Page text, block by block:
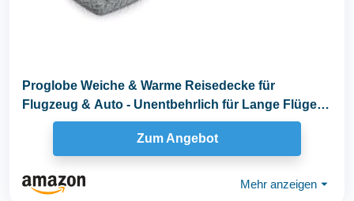
Proglobe Weiche & Warme Reisedecke für
Flugzeug & Auto - Unentbehrlich für Lange Flüge
Zum Angebot
Mehr anzeigen ⏷